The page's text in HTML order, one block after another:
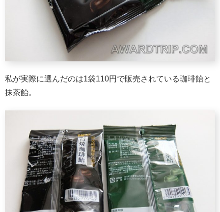
私が実際に選んだのは1袋110円で販売されている珈琲飴と
抹茶飴。